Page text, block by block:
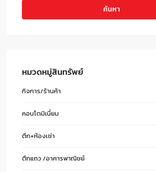
ค้นหา
หมวดหมู่สินทรัพย์
กิจการ/ร้านค้า
คอนโดมิเนี่ยม
ตึก+ห้องเช่า
ตึกแถว /อาคารพาณิชย์